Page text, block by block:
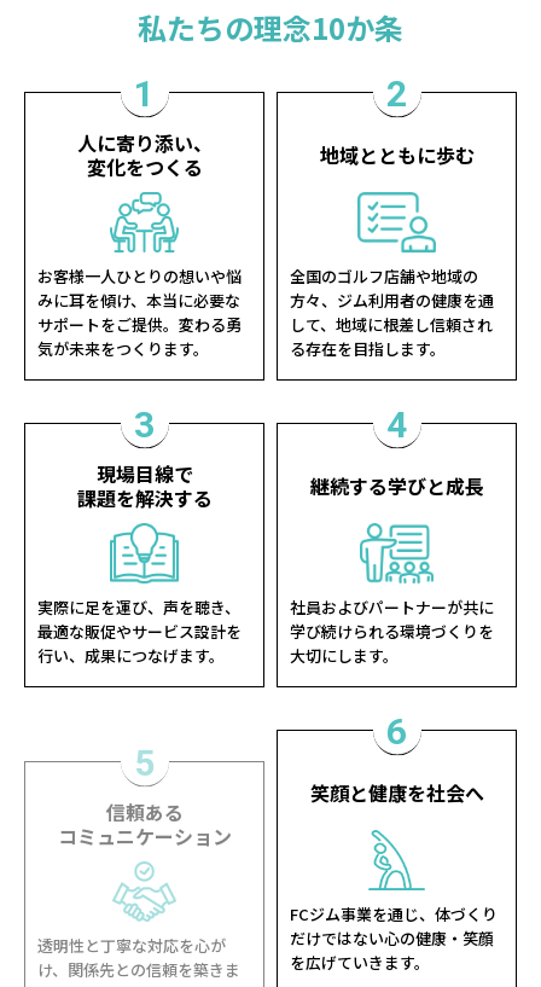
私たちの理念10か条
1
人に寄り添い、
変化をつくる
お客様一人ひとりの想いや悩
みに耳を傾け、本当に必要な
サポートをご提供。変わる勇
気が未来をつくります。
2
地域とともに歩む
全国のゴルフ店舗や地域の
方々、ジム利用者の健康を通
して、地域に根差し信頼され
る存在を目指します。
3
現場目線で
課題を解決する
実際に足を運び、声を聴き、
最適な販促やサービス設計を
行い、成果につなげます。
4
継続する学びと成長
社員およびパートナーが共に
学び続けられる環境づくりを
大切にします。
5
信頼ある
コミュニケーション
透明性と丁寧な対応を心が
け、関係先との信頼を築きま
す。
6
笑顔と健康を社会へ
FCジム事業を通じ、体づくり
だけではない心の健康・笑顔
を広げていきます。